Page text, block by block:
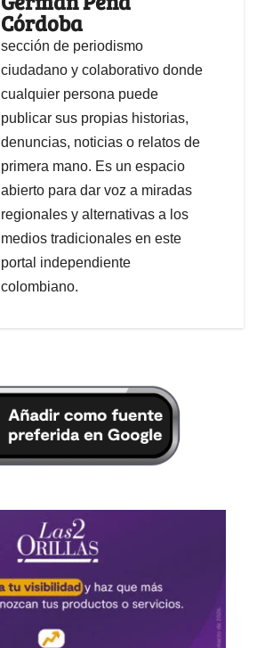
Córdoba
sección de periodismo
ciudadano y colaborativo donde
cualquier persona puede
publicar sus propias historias,
denuncias, noticias o relatos de
primera mano. Es un espacio
abierto para dar voz a miradas
regionales y alternativas a los
medios tradicionales en este
portal independiente
colombiano.